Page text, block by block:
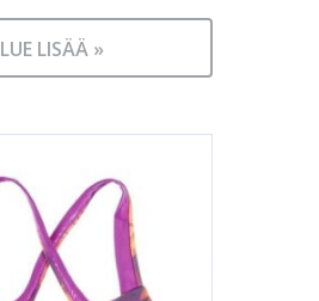
LUE LISÄÄ »